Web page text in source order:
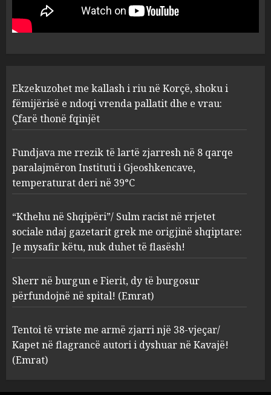
1
ndoqi vrenda pallatit dhe e
vrau: Çfarë thonë fqinjët
AUGUST 8, 2026
2
zjarresh në 8 qarqe
paralajmëron Instituti i
deri në 39°C
“Kthehu në Shqipëri”/ Sulm
racist në rrjetet sociale ndaj
gazetarit grek me origjinë
shqiptare: Je mysafir këtu,
nuk duhet të flasësh!
AUGUST 8, 2026
burgosur përfundojnë në
spital! (Emrat)
AUGUST 8, 2026
Ekzekuzohet me kallash i riu në Korçë, shoku i
fëmijërisë e ndoqi vrenda pallatit dhe e vrau:
Çfarë thonë fqinjët
Fundjava me rrezik të lartë zjarresh në 8 qarqe
paralajmëron Instituti i Gjeoshkencave,
temperaturat deri në 39°C
“Kthehu në Shqipëri”/ Sulm racist në rrjetet
sociale ndaj gazetarit grek me origjinë shqiptare:
Je mysafir këtu, nuk duhet të flasësh!
Sherr në burgun e Fierit, dy të burgosur
përfundojnë në spital! (Emrat)
Tentoi të vriste me armë zjarri një 38-vjeçar/
Kapet në flagrancë autori i dyshuar në Kavajë!
(Emrat)